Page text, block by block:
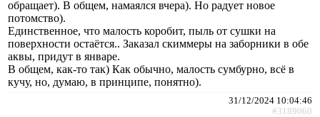
обращает). В общем, намаялся вчера). Но радует новое
потомство).
Единственное, что малость коробит, пыль от сушки на
поверхности остаётся.. Заказал скиммеры на заборники в обе
аквы, придут в январе.
В общем, как-то так) Как обычно, малость сумбурно, всё в
кучу, но, думаю, в принципе, понятно).
31/12/2024 10:04:46
#3189060